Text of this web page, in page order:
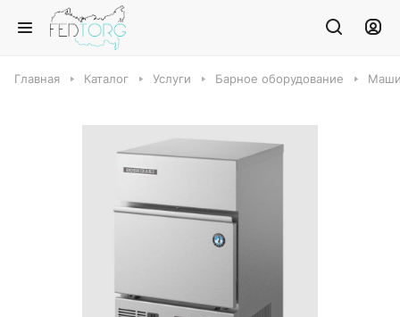
Главная Каталог Услуги Барное оборудование